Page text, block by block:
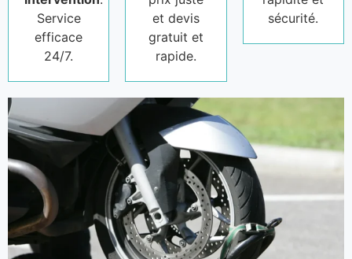
Service
efficace
24/7.
et devis
gratuit et
rapide.
sécurité.